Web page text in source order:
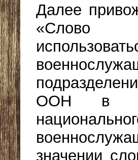
Далее
«Слово
ООН в
значении